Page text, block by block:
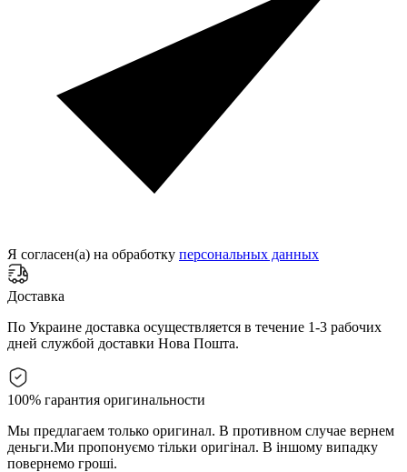
Я согласен(а) на обработку персональных данных
Доставка
По Украине доставка осуществляется в течение 1-3 рабочих
дней службой доставки Нова Пошта.
100% гарантия оригинальности
Мы предлагаем только оригинал. В противном случае вернем
деньги.Ми пропонуємо тільки оригінал. В іншому випадку
повернемо гроші.